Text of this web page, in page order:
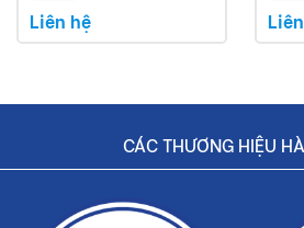
Liên hệ
CÁC THƯƠNG HIỆU